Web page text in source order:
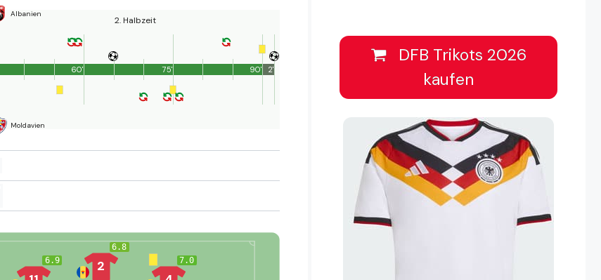
Albanien
2. Halbzeit
Moldavien
90'
60' 75' 2'
7.0
6.8
2
6.9
DFB Trikots 2026
kaufen